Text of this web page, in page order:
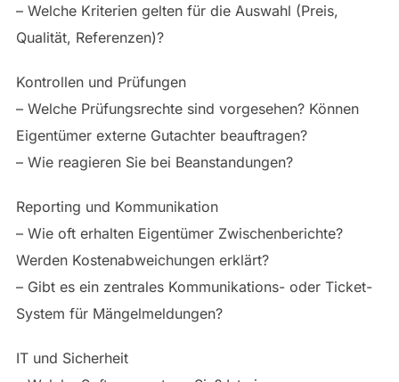
– Welche Kriterien gelten für die Auswahl (Preis,
Qualität, Referenzen)?
Kontrollen und Prüfungen
– Welche Prüfungsrechte sind vorgesehen? Können
Eigentümer externe Gutachter beauftragen?
– Wie reagieren Sie bei Beanstandungen?
Reporting und Kommunikation
– Wie oft erhalten Eigentümer Zwischenberichte?
Werden Kostenabweichungen erklärt?
– Gibt es ein zentrales Kommunikations- oder Ticket-
System für Mängelmeldungen?
IT und Sicherheit